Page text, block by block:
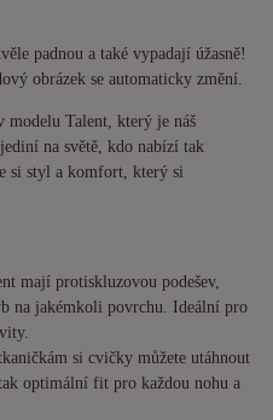
padnou a také vypadají úžasně!
obrázek se automaticky změní.
modelu Talent, který je náš
na světě, kdo nabízí tak
si styl a komfort, který si
mají protiskluzovou podešev,
na jakémkoli povrchu. Ideální pro
si cvičky můžete utáhnout
optimální fit pro každou nohu a